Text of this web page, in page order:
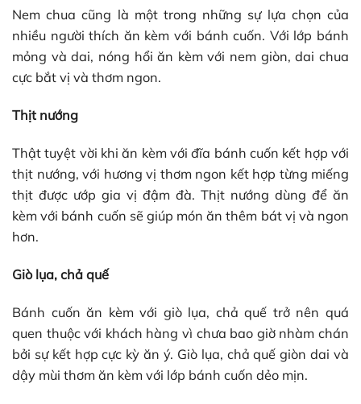
Nem chua cũng là một trong những sự lựa chọn của
nhiều người thích ăn kèm với bánh cuốn. Với lớp bánh
mỏng và dai, nóng hổi ăn kèm với nem giòn, dai chua
cực bắt vị và thơm ngon.
Thịt nướng
Thật tuyệt vời khi ăn kèm với đĩa bánh cuốn kết hợp với
thịt nướng, với hương vị thơm ngon kết hợp từng miếng
thịt được ướp gia vị đậm đà. Thịt nướng dùng để ăn
kèm với bánh cuốn sẽ giúp món ăn thêm bát vị và ngon
hơn.
Giò lụa, chả quế
Bánh cuốn ăn kèm với giò lụa, chả quế trở nên quá
quen thuộc với khách hàng vì chưa bao giờ nhàm chán
bởi sự kết hợp cực kỳ ăn ý. Giò lụa, chả quế giòn dai và
dậy mùi thơm ăn kèm với lớp bánh cuốn dẻo mịn.